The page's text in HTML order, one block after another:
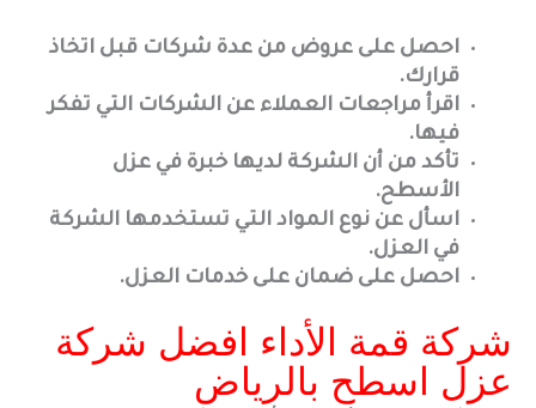
احصل على عروض من عدة شركات قبل اتخاذ
قرارك.
اقرأ مراجعات العملاء عن الشركات التي تفكر
فيها.
تأكد من أن الشركة لديها خبرة في عزل
الأسطح.
اسأل عن نوع المواد التي تستخدمها الشركة
في العزل.
احصل على ضمان على خدمات العزل.
شركة قمة الأداء افضل شركة
عزل اسطح بالرياض